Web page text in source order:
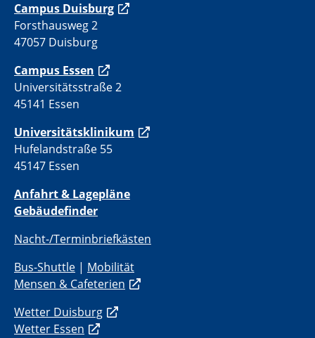
Campus Duisburg
Forsthausweg 2
47057 Duisburg
Campus Essen
Universitätsstraße 2
45141 Essen
Universitätsklinikum
Hufelandstraße 55
45147 Essen
Anfahrt & Lagepläne
Gebäudefinder
Nacht-/Terminbriefkästen
Bus-Shuttle | Mobilität
Mensen & Cafeterien
Wetter Duisburg
Wetter Essen